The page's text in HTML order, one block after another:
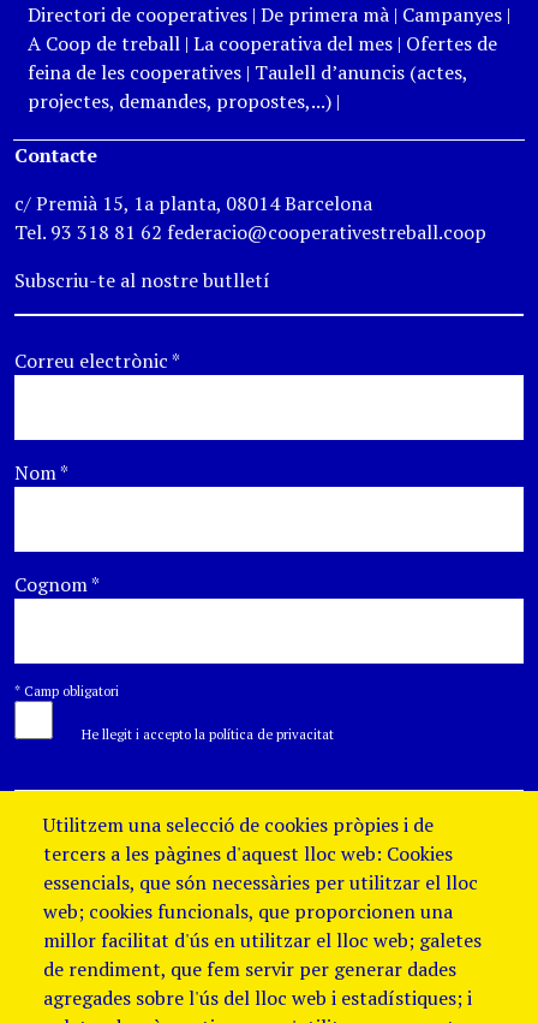
Directori de cooperatives| De primera mà| Campanyes|
A Coop de treball| La cooperativa del mes| Ofertes de
feina de les cooperatives| Taulell d’anuncis (actes,
projectes, demandes, propostes,...)|
Contacte
c/ Premià 15, 1a planta, 08014 Barcelona
Tel. 93 318 81 62 federacio@cooperativestreball.coop
Subscriu-te al nostre butlletí
Correu electrònic*
Nom*
Cognom*
* Camp obligatori
He llegit i accepto la política de privacitat
Utilitzem una selecció de cookies pròpies i de
tercers a les pàgines d'aquest lloc web: Cookies
essencials, que són necessàries per utilitzar el lloc
web; cookies funcionals, que proporcionen una
millor facilitat d'ús en utilitzar el lloc web; galetes
de rendiment, que fem servir per generar dades
agregades sobre l'ús del lloc web i estadístiques; i